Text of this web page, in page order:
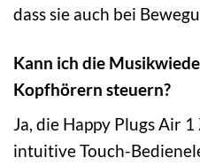
dass sie auch bei
Kann ich die
Kopfhörern steuern?
Ja, die Happy Plugs Air
intuitive Touch-